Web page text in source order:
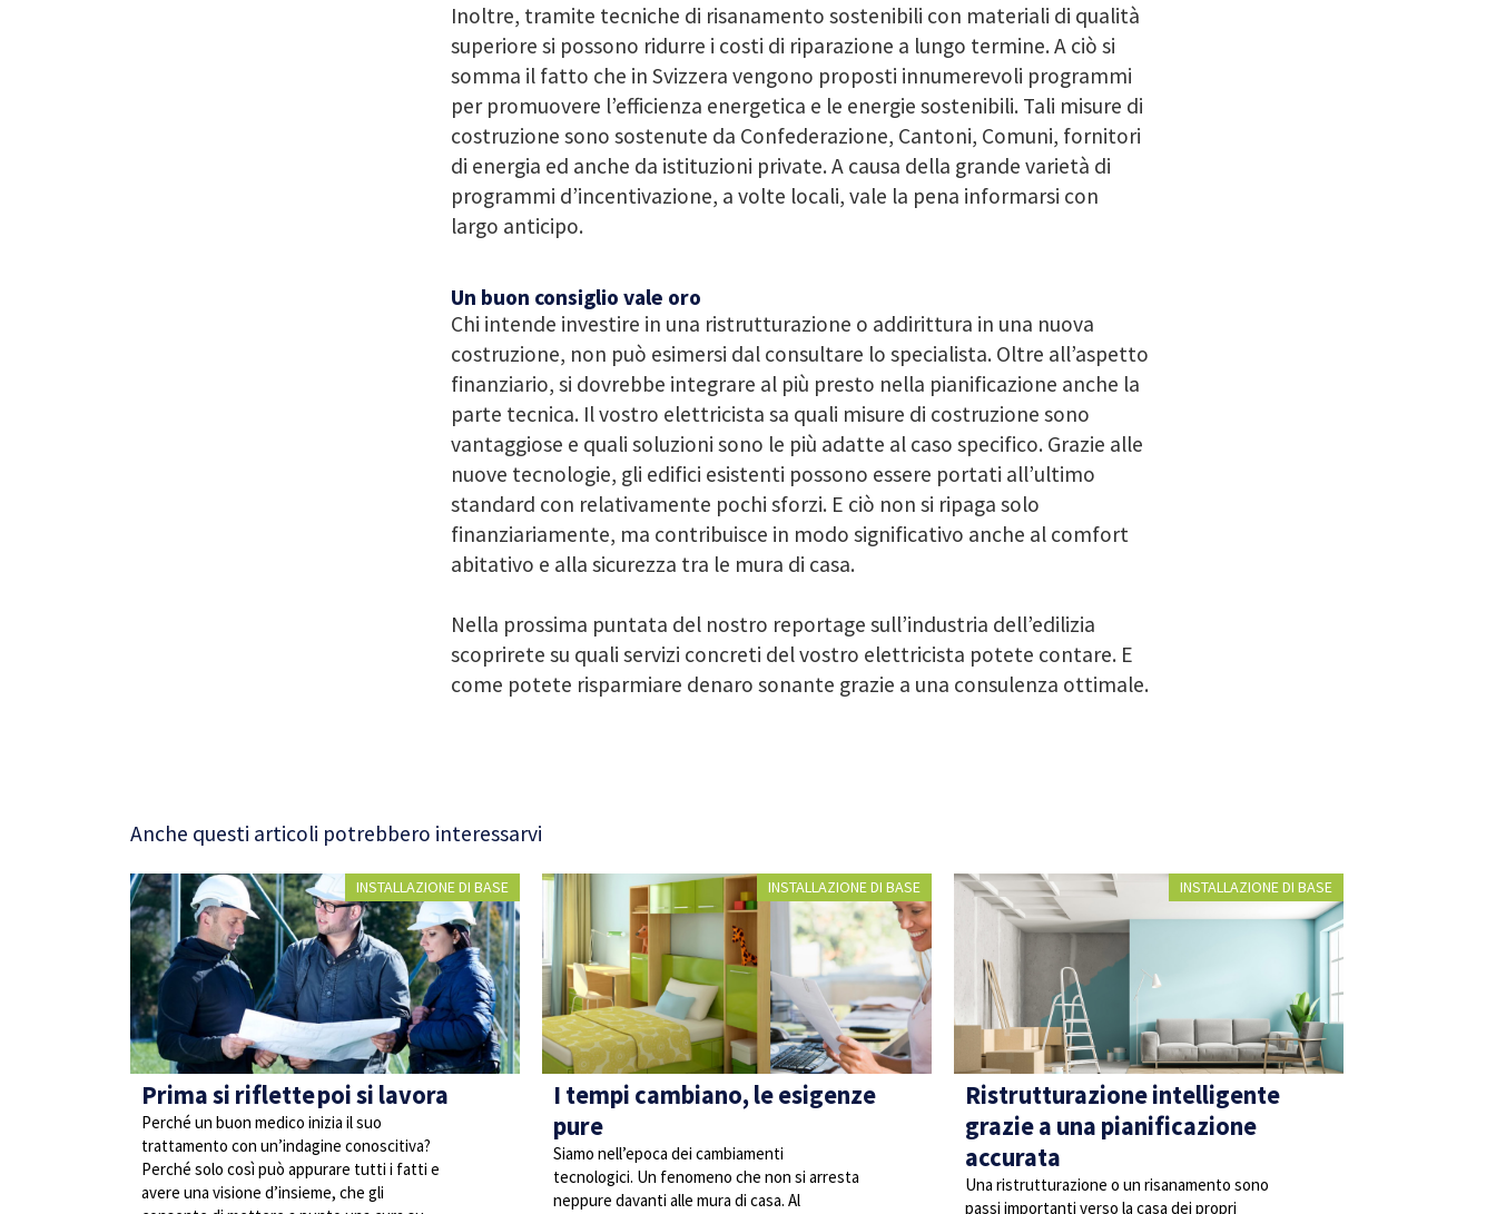
Inoltre, tramite tecniche di risanamento sostenibili con materiali di qualità
superiore si possono ridurre i costi di riparazione a lungo termine. A ciò si
somma il fatto che in Svizzera vengono proposti innumerevoli programmi
per promuovere l’efficienza energetica e le energie sostenibili. Tali misure di
costruzione sono sostenute da Confederazione, Cantoni, Comuni, fornitori
di energia ed anche da istituzioni private. A causa della grande varietà di
programmi d’incentivazione, a volte locali, vale la pena informarsi con
largo anticipo.
Un buon consiglio vale oro
Chi intende investire in una ristrutturazione o addirittura in una nuova
costruzione, non può esimersi dal consultare lo specialista. Oltre all’aspetto
finanziario, si dovrebbe integrare al più presto nella pianificazione anche la
parte tecnica. Il vostro elettricista sa quali misure di costruzione sono
vantaggiose e quali soluzioni sono le più adatte al caso specifico. Grazie alle
nuove tecnologie, gli edifici esistenti possono essere portati all’ultimo
standard con relativamente pochi sforzi. E ciò non si ripaga solo
finanziariamente, ma contribuisce in modo significativo anche al comfort
abitativo e alla sicurezza tra le mura di casa.
Nella prossima puntata del nostro reportage sull’industria dell’edilizia
scoprirete su quali servizi concreti del vostro elettricista potete contare. E
come potete risparmiare denaro sonante grazie a una consulenza ottimale.
Anche questi articoli potrebbero interessarvi
INSTALLAZIONE DI BASE
Prima si riflette poi si lavora
Perché un buon medico inizia il suo
trattamento con un’indagine conoscitiva?
Perché solo così può appurare tutti i fatti e
avere una visione d’insieme, che gli
INSTALLAZIONE DI BASE
I tempi cambiano, le esigenze
pure
Siamo nell’epoca dei cambiamenti
tecnologici. Un fenomeno che non si arresta
neppure davanti alle mura di casa. Al
INSTALLAZIONE DI BASE
Ristrutturazione intelligente
grazie a una pianificazione
accurata
Una ristrutturazione o un risanamento sono
passi importanti verso la casa dei propri